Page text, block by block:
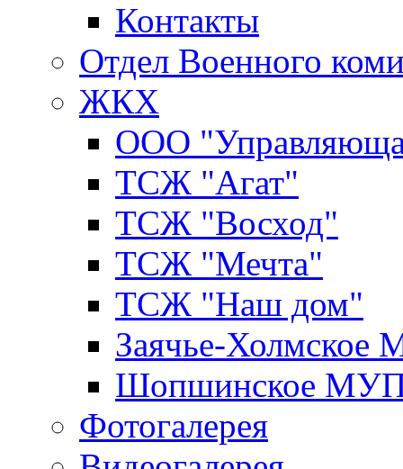
Контакты
Отдел Военного
ЖКХ
ООО
ТСЖ "Агат"
ТСЖ "Восход"
ТСЖ "Мечта"
ТСЖ "Наш дом"
Заячье-
Шопшинское
Фотогалерея